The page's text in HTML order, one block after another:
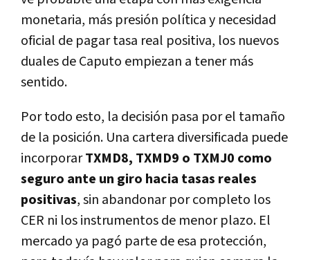
monetaria, más presión política y necesidad
oficial de pagar tasa real positiva, los nuevos
duales de Caputo empiezan a tener más
sentido.
Por todo esto, la decisión pasa por el tamaño
de la posición. Una cartera diversificada puede
incorporarTXMD8, TXMD9 o TXMJ0 como
seguro ante un giro hacia tasas reales
positivas, sin abandonar por completo los
CER ni los instrumentos de menor plazo. El
mercado ya pagó parte de esa protección,